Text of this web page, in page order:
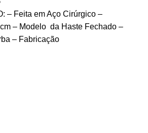
– Feita em Aço Cirúrgico –
– Modelo da Haste Fechado –
– Fabricação